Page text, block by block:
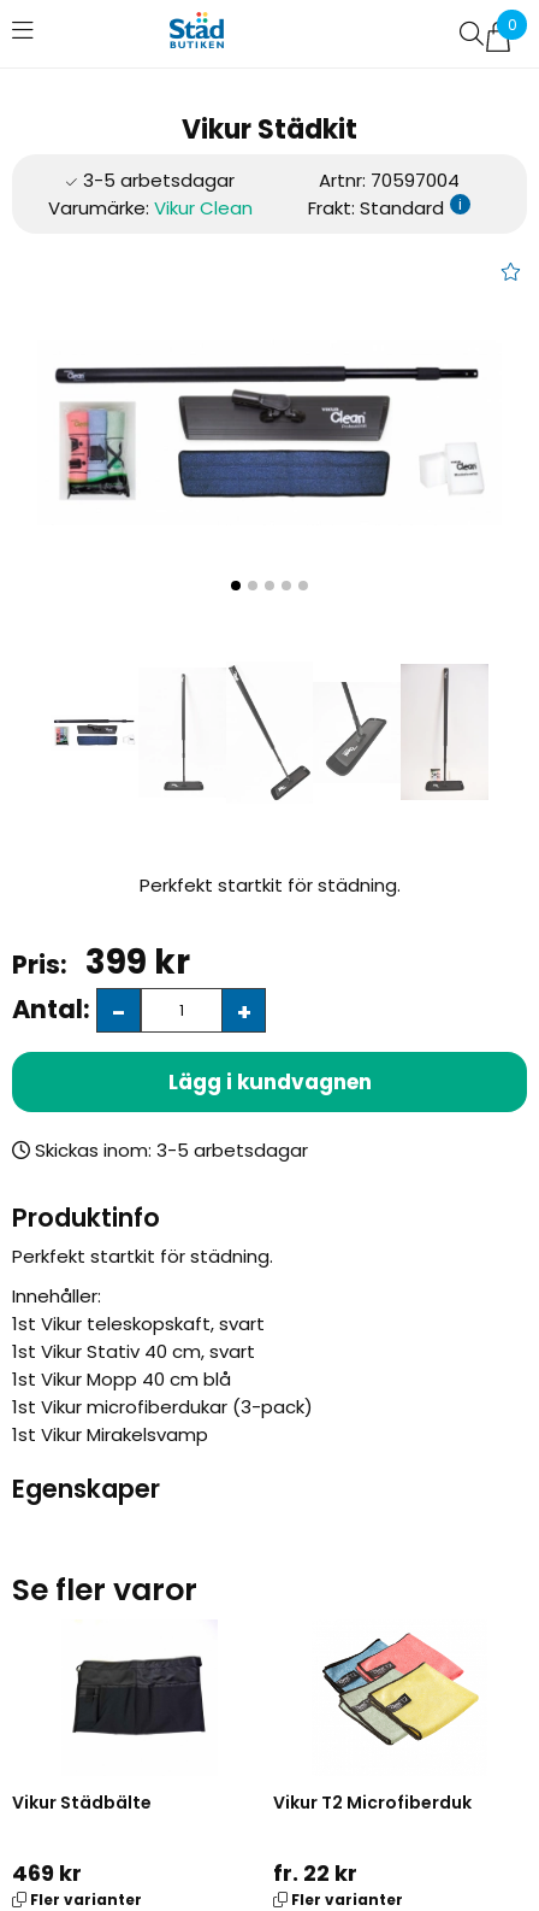
0
Favoriter (0)
Vikur Städkit
Artnr: 70597004
Varumärke: Vikur Clean Frakt: Standard i
Perkfekt startkit för städning.
399 kr
Antal: +
-
Lägg i kundvagnen
Skickas inom:
Produktinfo
Perkfekt startkit för städning.
Innehåller:
1st Vikur teleskopskaft, svart
1st Vikur Stativ 40 cm, svart
1st Vikur Mopp 40 cm blå
1st Vikur microfiberdukar (3-pack)
1st Vikur Mirakelsvamp
Egenskaper
Se fler varor
Vikur Städbälte
469 kr
Fler varianter
Vikur T2 Microfiberduk
fr. 22 kr
Fler varianter